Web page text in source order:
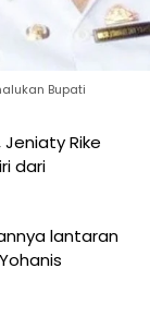
Bupati
Rike
dari
lantaran